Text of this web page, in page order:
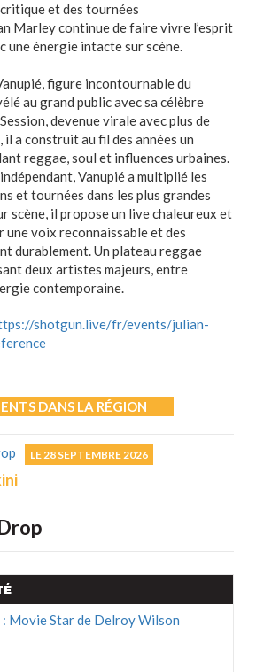
et des tournées
Marley continue de faire vivre l’esprit
une énergie intacte sur scène.
figure incontournable du
au grand public avec sa célèbre
devenue virale avec plus de
il a construit au fil des années un
reggae, soul et influences urbaines.
Vanupié a multiplié les
et tournées dans les plus grandes
scène, il propose un live chaleureux et
voix reconnaissable et des
durablement. Un plateau reggae
deux artistes majeurs, entre
contemporaine.
shotgun.live/fr/events/julian-
DANS LA RÉGION
LE 28 SEPTEMBRE 2026